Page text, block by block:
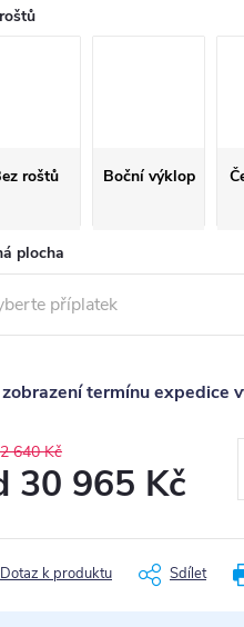
roštů Boční výklop
plocha
termínu expedice
640 Kč
30 965 Kč
Dotaz k produktu Sdílet